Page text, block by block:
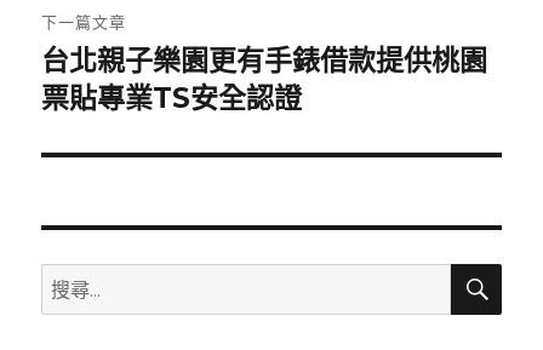
章:
下一篇文章
下
一
文
台北親子樂園更有手錶借款提供桃園
票貼專業TS安全認證
搜
尋
搜